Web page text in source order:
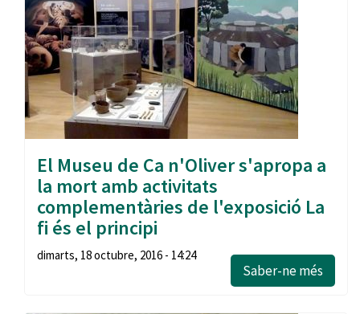
El Museu de Ca n'Oliver s'apropa a
la mort amb activitats
complementàries de l'exposició La
fi és el principi
dimarts, 18 octubre, 2016 - 14:24
Saber-ne més